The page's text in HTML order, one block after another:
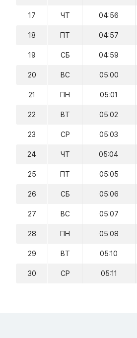
17 ЧТ 04:56
18 ПТ 04:57
19 СБ 04:59
20 ВС 05:00
21 ПН 05:01
22 ВТ 05:02
23 СР 05:03
24 ЧТ 05:04
25 ПТ 05:05
26 СБ 05:06
27 ВС 05:07
28 ПН 05:08
29 ВТ 05:10
30 СР 05:11